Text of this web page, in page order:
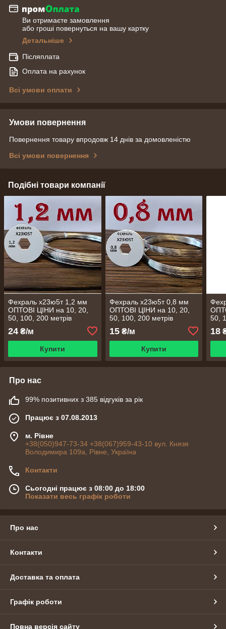
Ви отримаєте замовлення
або гроші повернуться на вашу картку
Детальніше
Післяплата
Оплата на рахунок
Всі умови оплати
Умови повернення
Повернення товару впродовж 14 днів за домовленістю
Всі умови повернення
Подібні товари компанії
Фехраль х23ю5т 1,2 мм
ОПТОВІ ЦІНИ на 10, 20,
50, 100, 200 метрів
24 ₴/м
Купити
Фехраль х23ю5т 0,8 мм
ОПТОВІ ЦІНИ на 10, 20,
50, 100, 200 метрів
15₴/м
Купити
50,
18
Про нас
99% позитивних з 385 відгуків за рік
Працює з 07.08.2013
м. Рівне
+38(050)947-73-34 +38(067)959-43-10 вул. Князя
Володимира 109а, Рівне, Україна
Контакти
Сьогодні працює з 08:00 до 18:00
Показати весь графік роботи
Про нас
Контакти
Доставка та оплата
Графік роботи
Повна версія сайту